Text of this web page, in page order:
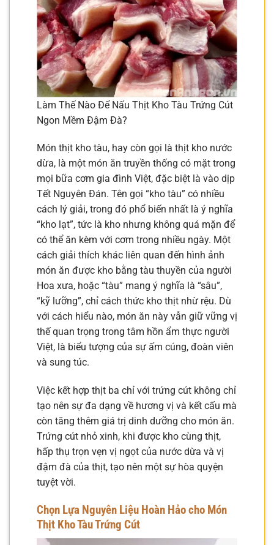
Làm Thế Nào Để Nấu Thịt Kho Tàu Trứng Cút
Ngon Mềm Đậm Đà?
Món thịt kho tàu, hay còn gọi là thịt kho nước
dừa, là một món ăn truyền thống có mặt trong
mọi bữa cơm gia đình Việt, đặc biệt là vào dịp
Tết Nguyên Đán. Tên gọi “kho tàu” có nhiều
cách lý giải, trong đó phổ biến nhất là ý nghĩa
“kho lạt”, tức là kho nhưng không quá mặn để
có thể ăn kèm với cơm trong nhiều ngày. Một
cách giải thích khác liên quan đến hình ảnh
món ăn được kho bằng tàu thuyền của người
Hoa xưa, hoặc “tàu” mang ý nghĩa là “sâu”,
“kỹ lưỡng”, chỉ cách thức kho thịt nhừ rệu. Dù
với cách hiểu nào, món ăn này vẫn giữ vững vị
thế quan trọng trong tâm hồn ẩm thực người
Việt, là biểu tượng của sự ấm cúng, đoàn viên
và sung túc.
Việc kết hợp thịt ba chỉ với trứng cút không chỉ
tạo nên sự đa dạng về hương vị và kết cấu mà
còn tăng thêm giá trị dinh dưỡng cho món ăn.
Trứng cút nhỏ xinh, khi được kho cùng thịt,
hấp thụ trọn vẹn vị ngọt của nước dừa và vị
đậm đà của thịt, tạo nên một sự hòa quyện
tuyệt vời.
Chọn Lựa Nguyên Liệu Hoàn Hảo cho Món
Thịt Kho Tàu Trứng Cút